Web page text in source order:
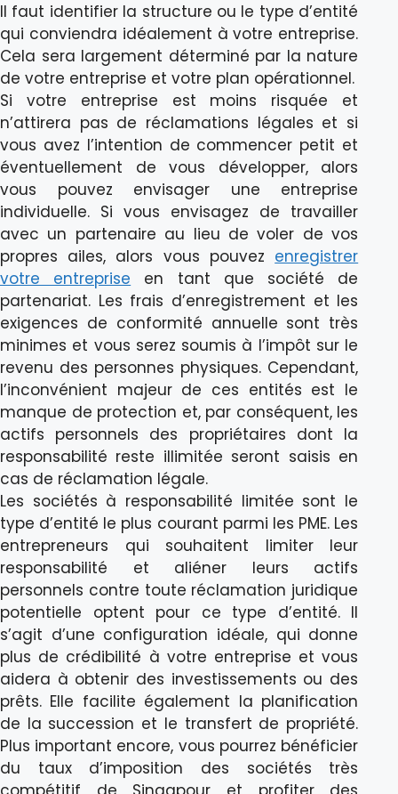
Il faut identifier la structure ou le type d’entité
qui conviendra idéalement à votre entreprise.
Cela sera largement déterminé par la nature
de votre entreprise et votre plan opérationnel.
Si votre entreprise est moins risquée et
n’attirera pas de réclamations légales et si
vous avez l’intention de commencer petit et
éventuellement de vous développer, alors
vous pouvez envisager une entreprise
individuelle. Si vous envisagez de travailler
avec un partenaire au lieu de voler de vos
propres ailes, alors vous pouvez enregistrer
votre entreprise en tant que société de
partenariat. Les frais d’enregistrement et les
exigences de conformité annuelle sont très
minimes et vous serez soumis à l’impôt sur le
revenu des personnes physiques. Cependant,
l’inconvénient majeur de ces entités est le
manque de protection et, par conséquent, les
actifs personnels des propriétaires dont la
responsabilité reste illimitée seront saisis en
cas de réclamation légale.
Les sociétés à responsabilité limitée sont le
type d’entité le plus courant parmi les PME. Les
entrepreneurs qui souhaitent limiter leur
responsabilité et aliéner leurs actifs
personnels contre toute réclamation juridique
potentielle optent pour ce type d’entité. Il
s’agit d’une configuration idéale, qui donne
plus de crédibilité à votre entreprise et vous
aidera à obtenir des investissements ou des
prêts. Elle facilite également la planification
de la succession et le transfert de propriété.
Plus important encore, vous pourrez bénéficier
du taux d’imposition des sociétés très